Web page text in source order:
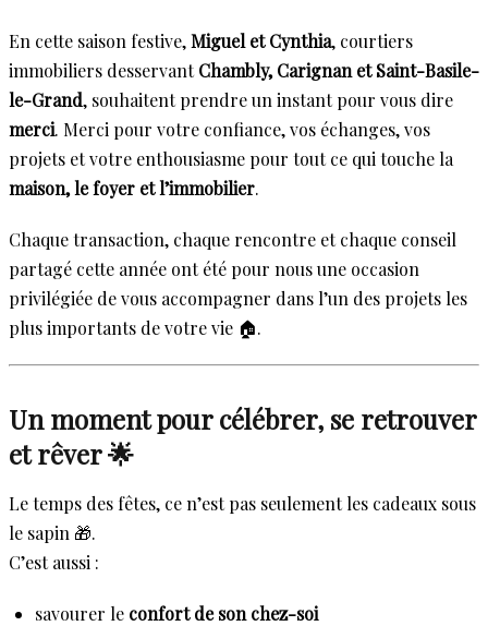
En cette saison festive,Miguel et Cynthia, courtiers
immobiliers desservantChambly, Carignan et Saint-Basile-
le-Grand, souhaitent prendre un instant pour vous dire
merci. Merci pour votre confiance, vos échanges, vos
projets et votre enthousiasme pour tout ce qui touche la
maison, le foyer et l’immobilier.
Chaque transaction, chaque rencontre et chaque conseil
partagé cette année ont été pour nous une occasion
privilégiée de vous accompagner dans l’un des projets les
plus importants de votre vie 🏠.
Un moment pour célébrer, se retrouver
et rêver 🌟
Le temps des fêtes, ce n’est pas seulement les cadeaux sous
le sapin 🎁.
C’est aussi :
savourer le confort de son chez-soi